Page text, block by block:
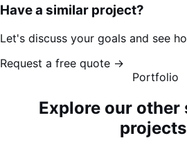
Have a similar project?
Let's discuss your goals and see
Request a free quote →
Portfolio
Explore our other